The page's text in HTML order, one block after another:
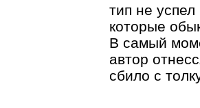
тип не
которые
В самый
автор
сбило с